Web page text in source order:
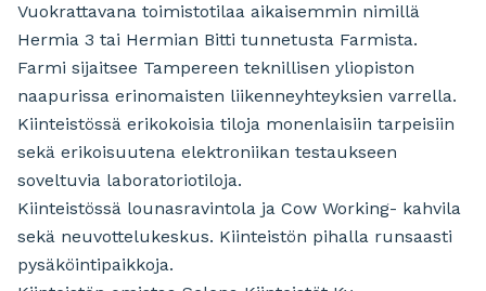
Vuokrattavana toimistotilaa aikaisemmin nimillä
Hermia 3 tai Hermian Bitti tunnetusta Farmista.
Farmi sijaitsee Tampereen teknillisen yliopiston
naapurissa erinomaisten liikenneyhteyksien varrella.
Kiinteistössä erikokoisia tiloja monenlaisiin tarpeisiin
sekä erikoisuutena elektroniikan testaukseen
soveltuvia laboratoriotiloja.
Kiinteistössä lounasravintola ja Cow Working- kahvila
sekä neuvottelukeskus. Kiinteistön pihalla runsaasti
pysäköintipaikkoja.